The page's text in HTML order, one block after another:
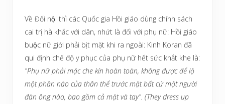
Về Đối nội thì các Quốc gia Hồi giáo dùng chính sách
cai trị hà khắc với dân, nhứt là đối với phụ nữ: Hồi giáo
buộc nữ giới phải bịt mặt khi ra ngoài: Kinh Koran đã
qui định chế độ y phục của phụ nữ hết sức khắt khe là:
"Phụ nữ phải mặc che kín hoàn toàn, không được để lộ
một phần nào của thân thể trước mặt bất cứ một người
đàn ông nào, bao gồm cả mặt và tay". (They dress up